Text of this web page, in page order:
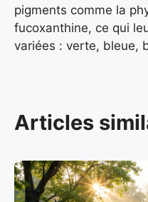
pigments comme la
fucoxanthine, ce qui
variées : verte, bleue,
Articles